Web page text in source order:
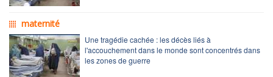
maternité
Une tragédie cachée : les décès liés à
l'accouchement dans le monde sont concentrés dans
les zones de guerre